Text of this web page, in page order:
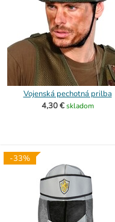
Vojenská pechotná prilba
4,30 € skladom
-33%